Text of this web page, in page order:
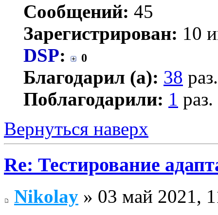
Сообщений: 45
Зарегистрирован: 10
DSP: 0
Благодарил (а): 38 раз.
Поблагодарили: 1 раз.
Вернуться наверх
Re: Тестирование
Nikolay » 03 май 2021,